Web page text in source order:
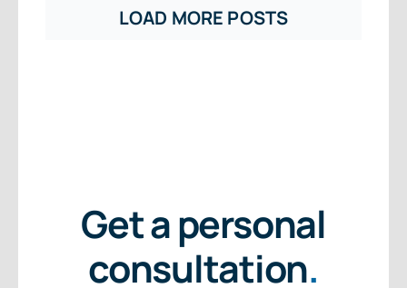
LOAD MORE POSTS
Get a personal
consultation.